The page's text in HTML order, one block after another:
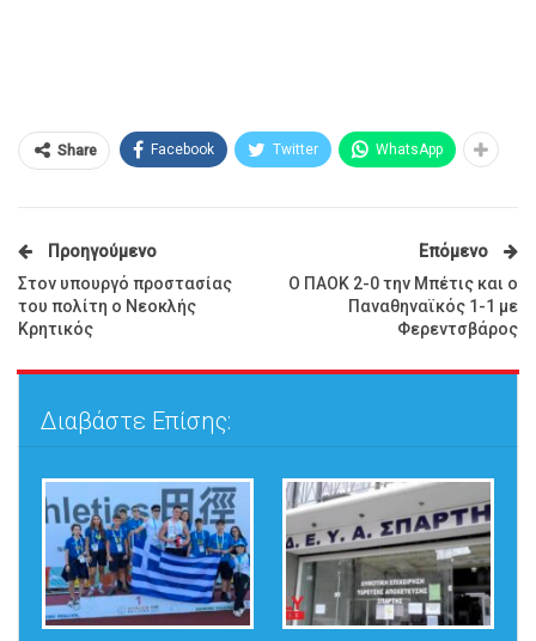
Share Facebook Twitter WhatsApp
Προηγούμενο
Στον υπουργό προστασίας
του πολίτη ο Νεοκλής
Κρητικός
Επόμενο
Ο ΠΑΟΚ 2-0 την Μπέτις και ο
Παναθηναϊκός 1-1 με
Φερεντσβάρος
Διαβάστε Επίσης: